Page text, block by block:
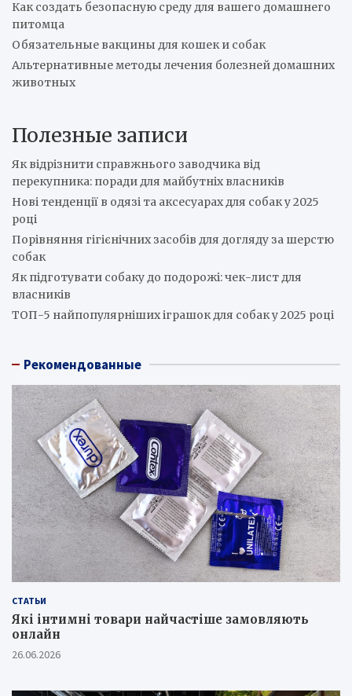
Как создать безопасную среду для вашего домашнего
питомца
Обязательные вакцины для кошек и собак
Альтернативные методы лечения болезней домашних
животных
Полезные записи
Як відрізнити справжнього заводчика від
перекупника: поради для майбутніх власників
Нові тенденції в одязі та аксесуарах для собак у 2025
році
Порівняння гігієнічних засобів для догляду за шерстю
собак
Як підготувати собаку до подорожі: чек-лист для
власників
ТОП-5 найпопулярніших іграшок для собак у 2025 році
Рекомендованные
СТАТЬИ
Які інтимні товари найчастіше замовляють
онлайн
26.06.2026